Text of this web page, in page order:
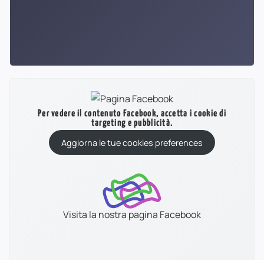
Per vedere il contenuto Facebook, accetta i cookie di
targeting e pubblicità.
Aggiorna le tue cookies preferences
Visita la nostra pagina Facebook